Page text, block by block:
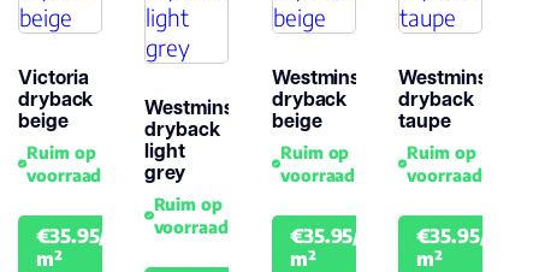
Victoria
dryback
beige
Ruim op
voorraad
€35.95/
m²
Westminster
dryback
light
grey
Ruim op
voorraad
Westminster
dryback
beige
Ruim op
voorraad
€35.95/
m²
€39.95
Westminster
dryback
taupe
Ruim op
voorraad
€35.95/
m²